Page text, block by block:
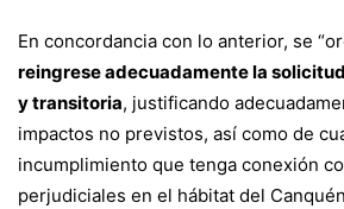
En concordancia con lo anterior, se
reingrese adecuadamente la
y transitoria, justificando
impactos no previstos, así como de
incumplimiento que tenga conexión
perjudiciales en el hábitat del